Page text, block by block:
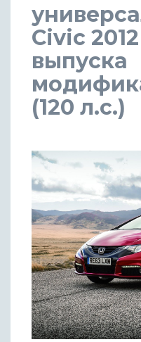
Civic
выпуска
(120 л.с.)